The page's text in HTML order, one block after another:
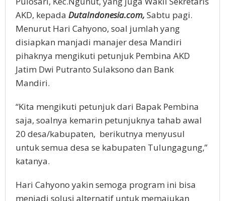
AKD, kepada DutaIndonesia.com, Sabtu pagi.
Menurut Hari Cahyono, soal jumlah yang
disiapkan manjadi manajer desa Mandiri
pihaknya mengikuti petunjuk Pembina AKD
Jatim Dwi Putranto Sulaksono dan Bank
Mandiri.
“Kita mengikuti petunjuk dari Bapak Pembina
saja, soalnya kemarin petunjuknya tahab awal
20 desa/kabupaten, berikutnya menyusul
untuk semua desa se kabupaten Tulungagung,”
katanya.
Hari Cahyono yakin semoga program ini bisa
menjadi solusi alternatif untuk memajukan